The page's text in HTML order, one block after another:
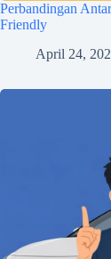
Perbandingan
Friendly
April 24,